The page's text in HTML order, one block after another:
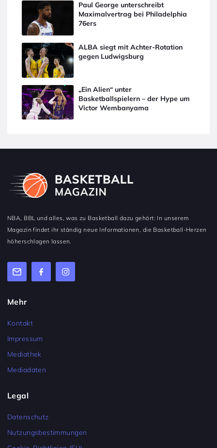
Paul George unterschreibt
Maximalvertrag bei Philadelphia
76ers
ALBA siegt mit Achter-Rotation
gegen Ludwigsburg
„Ein Alien“ unter
Basketballspielern – der Hype um
Victor Wembanyama
NBA, BBL und alles, was zu Basketball dazu gehört: In unserem
Magazin findet ihr ständig neue Informationen, die Basketball-Herzen
höherschlagen lassen.
Mehr
Kontakt
Impressum
Mediathek
Mediadaten
Legal
Datenschutz
Nutzungsbestimmungen